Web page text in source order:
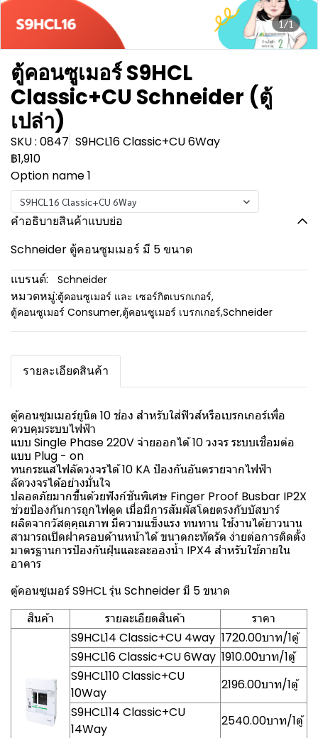
1/1
ตู้คอนซูเมอร์ S9HCL
Classic+CU Schneider (ตู้
เปล่า)
SKU : 0847 S9HCL16 Classic+CU 6Way
฿1,910
Option name 1
S9HCL16 Classic+CU 6Way
คำอธิบายสินค้าแบบย่อ
Schneider ตู้คอนซูมเมอร์ มี 5 ขนาด
แบรนด์:
Schneider
หมวดหมู่:ตู้คอนซูเมอร์ และ เซอร์กิตเบรกเกอร์,
ตู้คอนซูเมอร์ Consumer,ตู้คอนซูเมอร์ เบรกเกอร์,Schneider
รายละเอียดสินค้า
ตู้คอนซูมเมอร์ยูนิต 10 ช่อง สำหรับใส่ฟิวส์หรือเบรกเกอร์เพื่อ
ควบคุมระบบไฟฟ้า
แบบ Single Phase 220V จ่ายออกได้ 10 วงจร ระบบเชื่อมต่อ
แบบ Plug - on
ทนกระแสไฟลัดวงจรได้ 10 KA ป้องกันอันตรายจากไฟฟ้า
ลัดวงจรได้อย่างมั่นใจ
ปลอดภัยมากขึ้นด้วยฟังก์ชันพิเศษ Finger Proof Busbar IP2X
ช่วยป้องกันการถูกไฟดูด เมื่อมีการสัมผัสโดยตรงกับบัสบาร์
ผลิตจากวัสดุคุณภาพ มีความแข็งแรง ทนทาน ใช้งานได้ยาวนาน
สามารถเปิดฝาครอบด้านหน้าได้ ขนาดกะทัดรัด ง่ายต่อการติดตั้ง
มาตรฐานการป้องกันฝุ่นและละอองน้ำ IPX4 สำหรับใช้ภายใน
อาคาร
ตู้คอนซูเมอร์ S9HCL รุ่น Schneider มี 5 ขนาด
สินค้า
รายละเอียดสินค้า
ราคา
S9HCL14 Classic+CU 4way 1720.00บาท/1ตู้
S9HCL16 Classic+CU 6Way 1910.00บาท/1ตู้
S9HCL110 Classic+CU
10Way
2196.00บาท/1ตู้
S9HCL114 Classic+CU
14Way
2540.00บาท/1ตู้